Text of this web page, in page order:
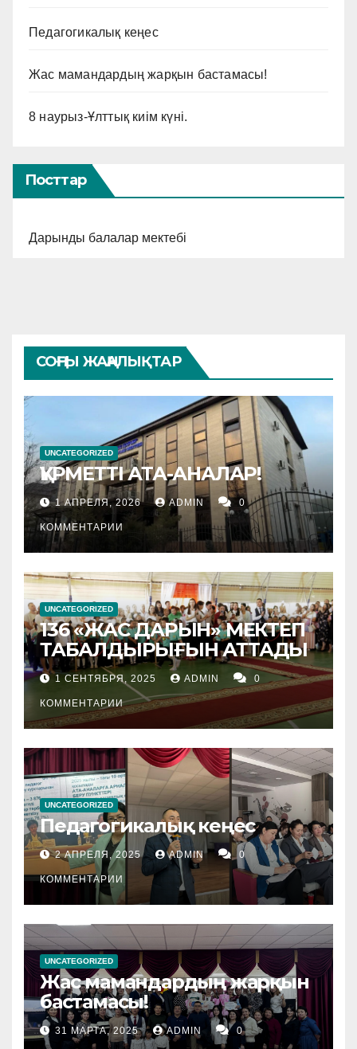
Педагогикалық кеңес
Жас мамандардың жарқын бастамасы!
8 наурыз-Ұлттық киім күні.
Посттар
Дарынды балалар мектебі
СОҢҒЫ ЖАҢАЛЫҚТАР
UNCATEGORIZED
ҚҰРМЕТТІ АТА-АНАЛАР!
1 АПРЕЛЯ, 2026 ADMIN 0
КОММЕНТАРИИ
UNCATEGORIZED
136 «ЖАС ДАРЫН» МЕКТЕП
ТАБАЛДЫРЫҒЫН АТТАДЫ
1 СЕНТЯБРЯ, 2025 ADMIN 0
КОММЕНТАРИИ
UNCATEGORIZED
Педагогикалық кеңес
2 АПРЕЛЯ, 2025 ADMIN 0
КОММЕНТАРИИ
UNCATEGORIZED
Жас мамандардың жарқын
бастамасы!
31 МАРТА, 2025 ADMIN 0